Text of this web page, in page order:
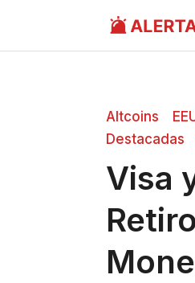
contenido
Altcoins
Destacadas
Visa